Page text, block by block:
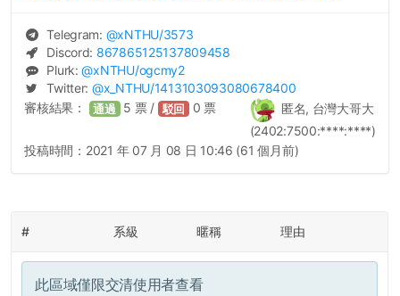
Telegram: @xNTHU/3573
Discord: 867865125137809458
Plurk:@xNTHU/ogcmy2
Twitter: @x_NTHU/1413103093080678400
匿名, 台灣大哥大
(2402:7500:****:****)
審核結果： 通過 5 票 / 駁回 0 票
投稿時間： 2021 年 07 月 08 日 10:46 (61 個月前)
# 系級 暱稱 理由
此區域僅限交清使用者查看